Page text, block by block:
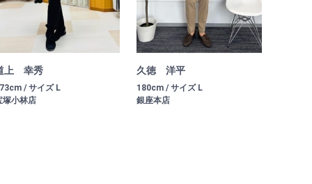
上 幸秀
/ サイズ L
塚小林店
久徳 洋平
180cm / サイズ L
銀座本店